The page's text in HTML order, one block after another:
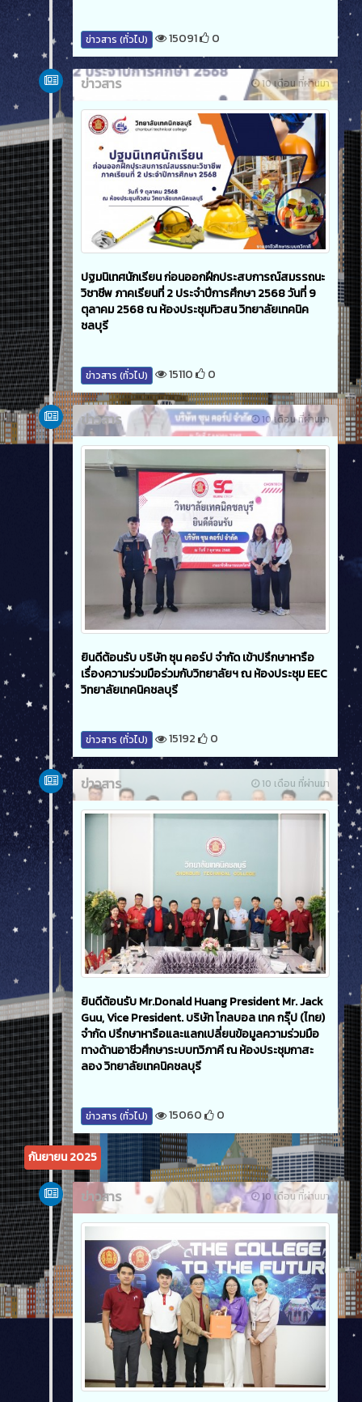
ข่าวสาร (ทั่วไป) 15091 0
10 เดือน ที่ผ่านมา
ข่าวสาร
ปฐมนิเทศนักเรียน ก่อนออกฝึกประสบการณ์สมรรถนะ
วิชาชีพ ภาคเรียนที่ 2 ประจำปีการศึกษา 2568 วันที่ 9
ตุลาคม 2568 ณ ห้องประชุมทิวสน วิทยาลัยเทคนิค
ชลบุรี
ข่าวสาร (ทั่วไป) 15110 0
10 เดือน ที่ผ่านมา
ข่าวสาร
ยินดีต้อนรับ บริษัท ซุน คอร์ป จำกัด เข้าปรึกษาหารือ
เรื่องความร่วมมือร่วมกับวิทยาลัยฯ ณ ห้องประชุม EEC
วิทยาลัยเทคนิคชลบุรี
ข่าวสาร (ทั่วไป) 15192 0
10 เดือน ที่ผ่านมา
ข่าวสาร
ยินดีต้อนรับ Mr.Donald Huang President Mr. Jack
Guu, Vice President. บริษัท โกลบอล เทค กรุ๊ป (ไทย)
จำกัด ปรึกษาหารือและแลกเปลี่ยนข้อมูลความร่วมมือ
ทางด้านอาชีวศึกษาระบบทวิภาคี ณ ห้องประชุมกาสะ
ลอง วิทยาลัยเทคนิคชลบุรี
ข่าวสาร (ทั่วไป) 15060 0
กันยายน 2025
10 เดือน ที่ผ่านมา
ข่าวสาร